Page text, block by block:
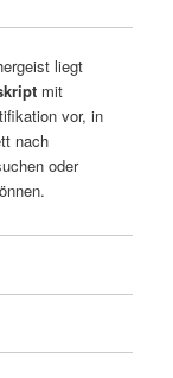
liegt
mit
vor, in
nach
oder